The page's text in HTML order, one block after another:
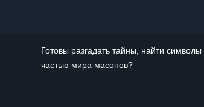
Готовы разгадать тайны, найти символы
частью мира масонов?